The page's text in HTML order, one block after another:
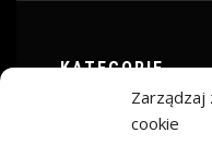
Zarządzaj
cookie
KATEGORIE
ARTYKUŁ